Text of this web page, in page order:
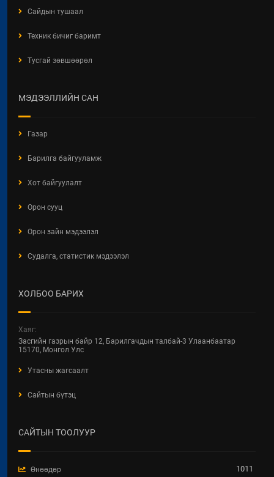
Сайдын тушаал
Техник бичиг баримт
Тусгай зөвшөөрөл
МЭДЭЭЛЛИЙН САН
Газар
Барилга байгууламж
Хот байгуулалт
Орон сууц
Орон зайн мэдээлэл
Судалга, статистик мэдээлэл
ХОЛБОО БАРИХ
Хаяг:
Засгийн газрын байр 12, Барилгачдын талбай-3 Улаанбаатар
15170, Монгол Улс
Утасны жагсаалт
Сайтын бүтэц
САЙТЫН ТООЛУУР
Өнөөдөр 1011